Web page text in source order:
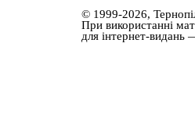
© 1999-2026,
При використанні
для інтернет-видань